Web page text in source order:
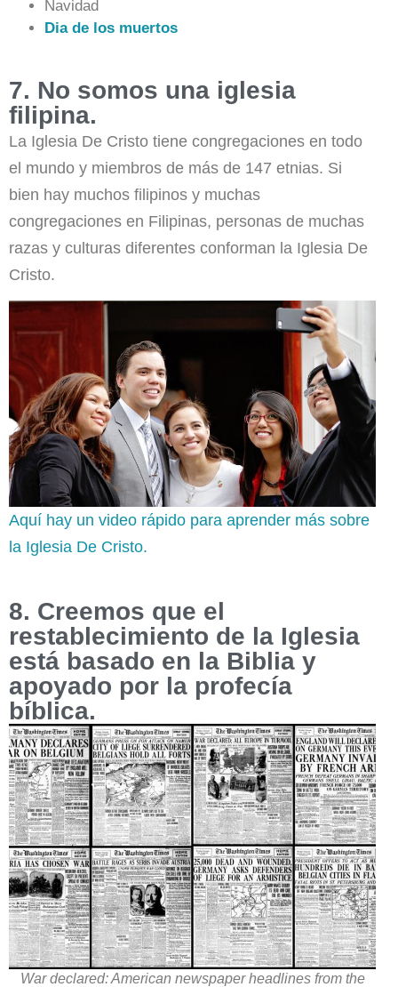
Navidad
Dia de los muertos
7. No somos una iglesia
filipina.
La Iglesia De Cristo tiene congregaciones en todo
el mundo y miembros de más de 147 etnias. Si
bien hay muchos filipinos y muchas
congregaciones en Filipinas, personas de muchas
razas y culturas diferentes conforman la Iglesia De
Cristo.
Aquí hay un video rápido para aprender más sobre
la Iglesia De Cristo.
8. Creemos que el
restablecimiento de la Iglesia
está basado en la Biblia y
apoyado por la profecía
bíblica.
War declared: American newspaper headlines from the